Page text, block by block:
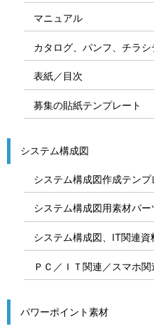
マニュアル
カタログ、パンフ、チラシ
表紙／目次
募集の貼紙テンプレート
システム構成図
システム構成図作成テンプ
システム構成図用素材パー
システム構成図、IT関連資
ＰＣ／ＩＴ関連／スマホ関
パワーポイント素材